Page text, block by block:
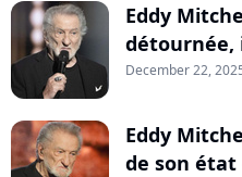
Eddy
détournée,
December 22,
Eddy
de son état